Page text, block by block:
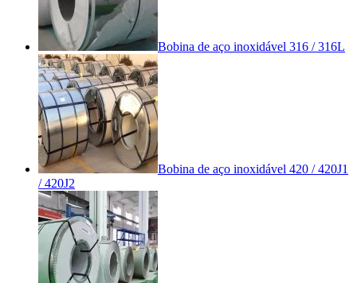
Bobina de aço inoxidável 316 / 316L
Bobina de aço inoxidável 420 / 420J1
/ 420J2